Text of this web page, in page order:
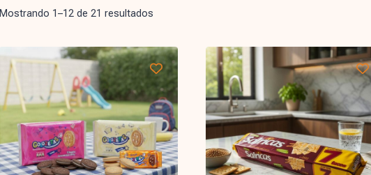
Mostrando 1–12 de 21 resultados